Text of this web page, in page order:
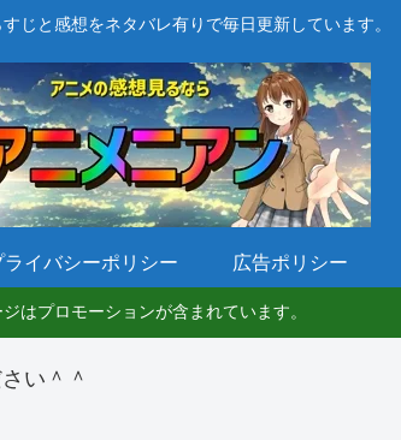
じと感想をネタバレ有りで毎日更新しています。
ライバシーポリシー 広告ポリシー
はプロモーションが含まれています。
い＾＾